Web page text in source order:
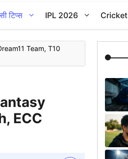
टिप्स IPL 2026 Cricket
Team, T10
ECC